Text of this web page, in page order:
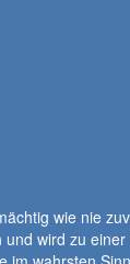
wie nie
wird zu